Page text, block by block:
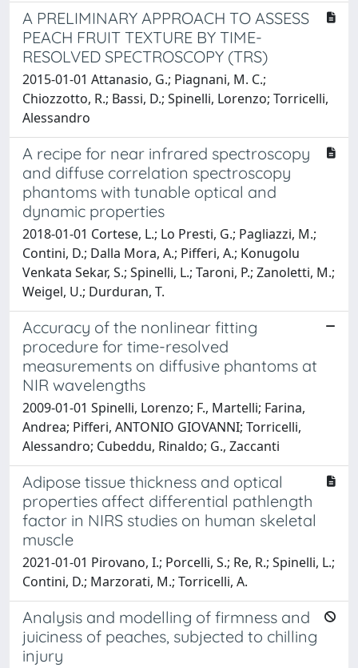
A PRELIMINARY APPROACH TO ASSESS
PEACH FRUIT TEXTURE BY TIME-
RESOLVED SPECTROSCOPY (TRS)
2015-01-01 Attanasio, G.; Piagnani, M. C.;
Chiozzotto, R.; Bassi, D.; Spinelli, Lorenzo; Torricelli,
Alessandro
A recipe for near infrared spectroscopy
and diffuse correlation spectroscopy
phantoms with tunable optical and
dynamic properties
2018-01-01 Cortese, L.; Lo Presti, G.; Pagliazzi, M.;
Contini, D.; Dalla Mora, A.; Pifferi, A.; Konugolu
Venkata Sekar, S.; Spinelli, L.; Taroni, P.; Zanoletti, M.;
Weigel, U.; Durduran, T.
Accuracy of the nonlinear fitting
procedure for time-resolved
measurements on diffusive phantoms at
NIR wavelengths
2009-01-01 Spinelli, Lorenzo; F., Martelli; Farina,
Andrea; Pifferi, ANTONIO GIOVANNI; Torricelli,
Alessandro; Cubeddu, Rinaldo; G., Zaccanti
Adipose tissue thickness and optical
properties affect differential pathlength
factor in NIRS studies on human skeletal
muscle
2021-01-01 Pirovano, I.; Porcelli, S.; Re, R.; Spinelli, L.;
Contini, D.; Marzorati, M.; Torricelli, A.
Analysis and modelling of firmness and
juiciness of peaches, subjected to chilling
injury